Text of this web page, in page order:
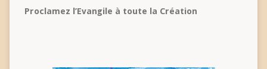
Proclamez l’Evangile à toute la Création